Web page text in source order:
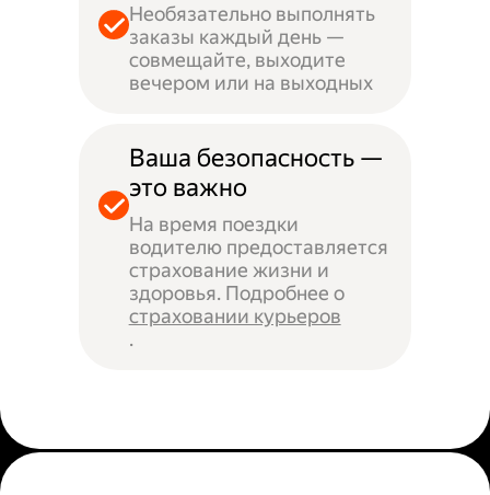
Необязательно выполнять
заказы каждый день —
совмещайте, выходите
вечером или на выходных
Ваша безопасность —
это важно
На время поездки
водителю предоставляется
страхование жизни и
здоровья. Подробнее о
страховании курьеров
.